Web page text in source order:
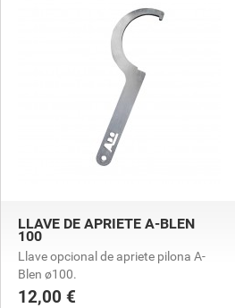
LLAVE DE APRIETE A-BLEN
100
Llave opcional de apriete pilona A-
Blen ø100.
Precio
12,00 €